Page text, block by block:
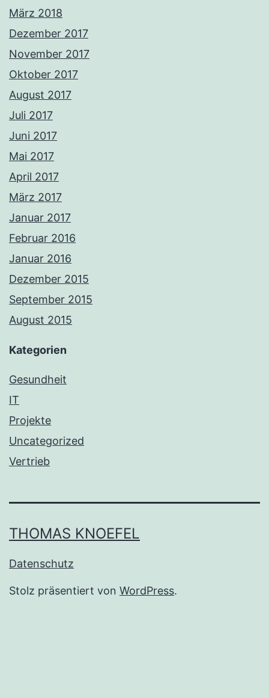
März 2018
Dezember 2017
November 2017
Oktober 2017
August 2017
Juli 2017
Juni 2017
Mai 2017
April 2017
März 2017
Januar 2017
Februar 2016
Januar 2016
Dezember 2015
September 2015
August 2015
Kategorien
Gesundheit
IT
Projekte
Uncategorized
Vertrieb
THOMAS KNOEFEL
Datenschutz
Stolz präsentiert von WordPress.